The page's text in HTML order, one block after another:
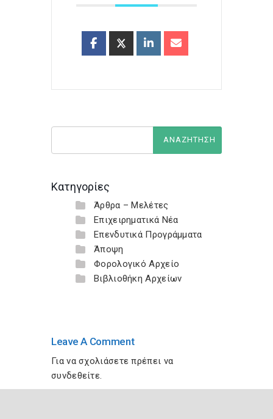
Κατηγορίες
Άρθρα – Μελέτες
Επιχειρηματικά Νέα
Επενδυτικά Προγράμματα
Άποψη
Φορολογικό Αρχείο
Βιβλιοθήκη Αρχείων
Leave A Comment
Για να σχολιάσετε πρέπει να
συνδεθείτε.